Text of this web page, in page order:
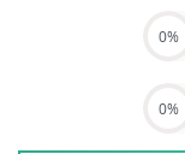
0%
0%